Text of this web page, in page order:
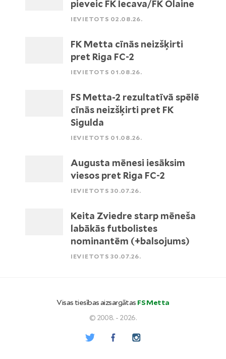
pieveic FK Iecava/FK Olaine
IEVIETOTS 02.08.26.
FK Metta cīnās neizšķirti
pret Riga FC-2
IEVIETOTS 01.08.26.
FS Metta-2 rezultatīvā spēlē
cīnās neizšķirti pret FK
Sigulda
IEVIETOTS 01.08.26.
Augusta mēnesi iesāksim
viesos pret Riga FC-2
IEVIETOTS 30.07.26.
Keita Zviedre starp mēneša
labākās futbolistes
nominantēm (+balsojums)
IEVIETOTS 30.07.26.
Visas tiesības aizsargātas FS Metta
© 2008. - 2026.